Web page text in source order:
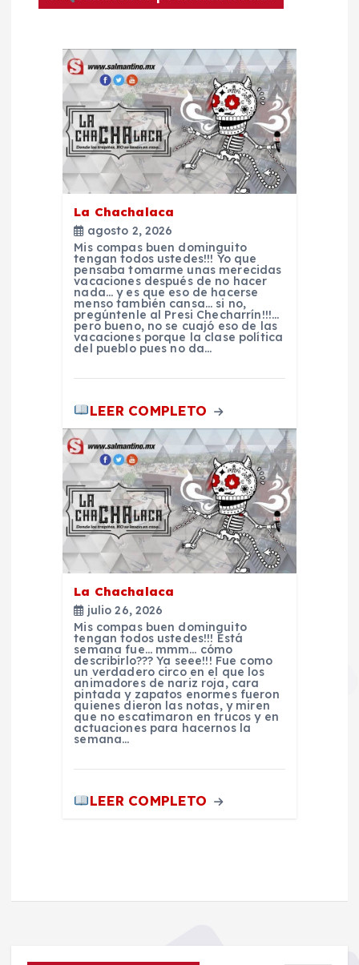
La Chachalaca
agosto 2, 2026
Mis compas buen dominguito
tengan todos ustedes!!! Yo que
pensaba tomarme unas merecidas
vacaciones después de no hacer
nada… y es que eso de hacerse
menso también cansa… si no,
pregúntenle al Presi Checharrín!!!…
pero bueno, no se cuajó eso de las
vacaciones porque la clase política
del pueblo pues no da…
LEER COMPLETO
La Chachalaca
julio 26, 2026
Mis compas buen dominguito
tengan todos ustedes!!! Está
semana fue… mmm… cómo
describirlo??? Ya seee!!! Fue como
un verdadero circo en el que los
animadores de nariz roja, cara
pintada y zapatos enormes fueron
quienes dieron las notas, y miren
que no escatimaron en trucos y en
actuaciones para hacernos la
semana…
LEER COMPLETO